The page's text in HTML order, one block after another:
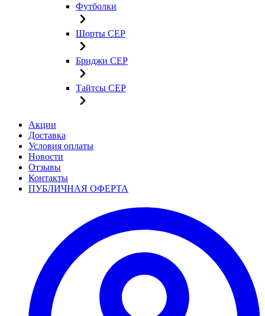
Футболки
Шорты CEP
Бриджи CEP
Тайтсы CEP
Акции
Доставка
Условия оплаты
Новости
Отзывы
Контакты
ПУБЛИЧНАЯ ОФЕРТА